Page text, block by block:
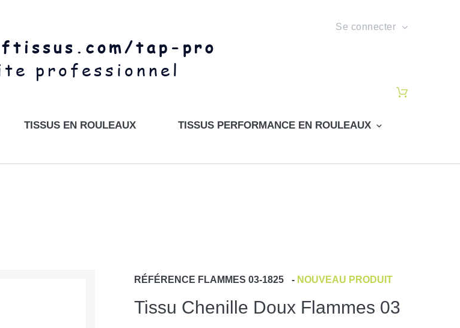
Se connecter
TISSUS EN ROULEAUX TISSUS PERFORMANCE EN ROULEAUX
RÉFÉRENCE FLAMMES 03-1825 - NOUVEAU PRODUIT
Tissu Chenille Doux Flammes 03